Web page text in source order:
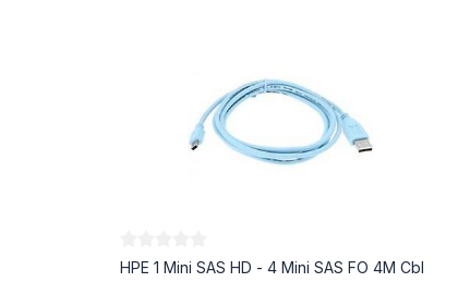
HPE 1 Mini SAS HD - 4 Mini SAS FO 4M Cbl